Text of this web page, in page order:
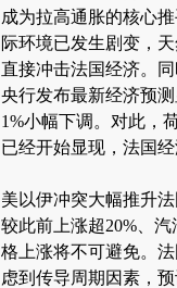
成为拉高通胀的核心
际环境已发生剧变，
直接冲击法国经济。
央行发布最新经济预
1%小幅下调。对此，
已经开始显现，法国
美以伊冲突大幅推升
较此前上涨超20%、
格上涨将不可避免。
虑到传导周期因素，